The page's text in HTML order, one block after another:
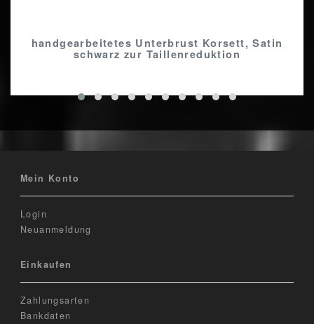
handgearbeitetes Unterbrust Korsett, Satin
schwarz zur Taillenreduktion
Mein Konto
Login
Neuanmeldung
Einkaufen
Zahlungsarten
Bankdaten